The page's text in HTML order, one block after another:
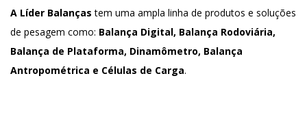
A Líder Balanças tem uma ampla linha de produtos e soluções
de pesagem como: Balança Digital, Balança Rodoviária,
Balança de Plataforma, Dinamômetro, Balança
Antropométrica e Células de Carga.